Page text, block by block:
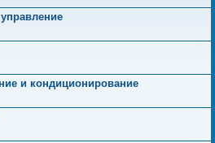
и кондиционирование